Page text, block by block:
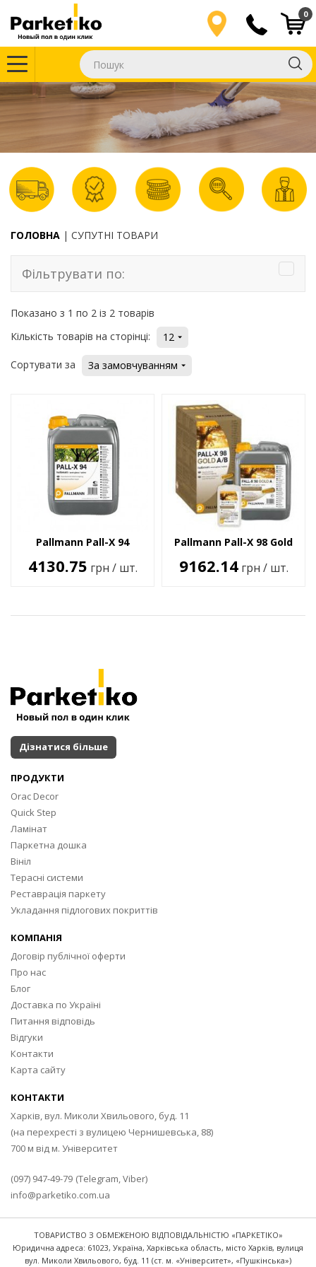
0
ГОЛОВНА СУПУТНІ ТОВАРИ
Фільтрувати по:
Показано з 1 по 2 із 2 товарів
Кількість товарів на сторінці:
12
Сортувати за За замовчуванням
Pallmann Pall-X 94
4130.75 грн / шт.
Pallmann Pall-X 98 Gold
9162.14 грн / шт.
Дізнатися більше
ПРОДУКТИ
Orac Decor
Quick Step
Ламінат
Паркетна дошка
Вініл
Терасні системи
Реставрація паркету
Укладання підлогових покриттів
КОМПАНІЯ
Договір публічної оферти
Про нас
Блог
Доставка по Україні
Питання відповідь
Відгуки
Контакти
Карта сайту
КОНТАКТИ
Харків, вул. Миколи Хвильового, буд. 11
(на перехресті з вулицею Чернишевська, 88)
700 м від м. Університет
(097) 947-49-79 (Telegram, Viber)
info@parketiko.com.ua
ТОВАРИСТВО З ОБМЕЖЕНОЮ ВІДПОВІДАЛЬНІСТЮ «ПАРКЕТІКО»
Юридична адреса: 61023, Україна, Харківська область, місто Харків, вулиця
вул. Миколи Хвильового, буд. 11 (ст. м. «Університет», «Пушкінська»)